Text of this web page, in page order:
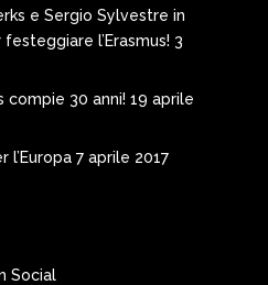
e Sergio Sylvestre in
l’Erasmus! 3
compie 30 anni! 19 aprile
l’Europa 7 aprile 2017
Social